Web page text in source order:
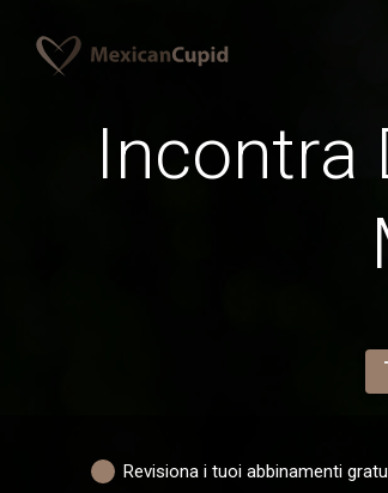
Incontra
Revisiona i tuoi abbinamenti